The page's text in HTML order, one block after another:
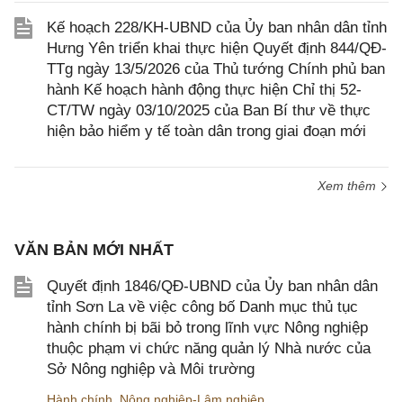
Kế hoạch 228/KH-UBND của Ủy ban nhân dân tỉnh
Hưng Yên triển khai thực hiện Quyết định 844/QĐ-
TTg ngày 13/5/2026 của Thủ tướng Chính phủ ban
hành Kế hoạch hành động thực hiện Chỉ thị 52-
CT/TW ngày 03/10/2025 của Ban Bí thư về thực
hiện bảo hiểm y tế toàn dân trong giai đoạn mới
Xem thêm
VĂN BẢN MỚI NHẤT
Quyết định 1846/QĐ-UBND của Ủy ban nhân dân
tỉnh Sơn La về việc công bố Danh mục thủ tục
hành chính bị bãi bỏ trong lĩnh vực Nông nghiệp
thuộc phạm vi chức năng quản lý Nhà nước của
Sở Nông nghiệp và Môi trường